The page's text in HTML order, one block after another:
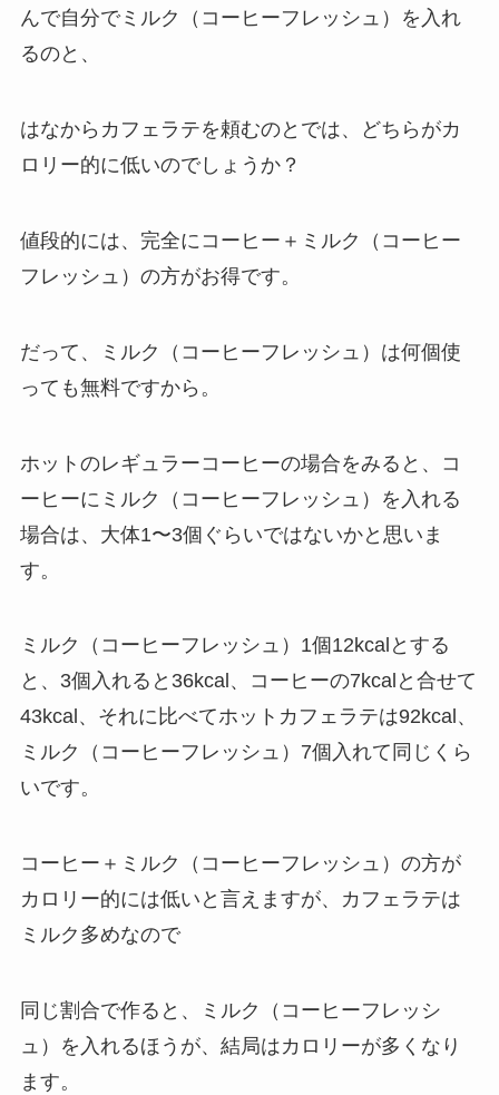
んで自分でミルク（コーヒーフレッシュ）を入れ
るのと、
はなからカフェラテを頼むのとでは、どちらがカ
ロリー的に低いのでしょうか？
値段的には、完全にコーヒー＋ミルク（コーヒー
フレッシュ）の方がお得です。
だって、ミルク（コーヒーフレッシュ）は何個使
っても無料ですから。
ホットのレギュラーコーヒーの場合をみると、コ
ーヒーにミルク（コーヒーフレッシュ）を入れる
場合は、大体1〜3個ぐらいではないかと思いま
す。
ミルク（コーヒーフレッシュ）1個12kcalとする
と、3個入れると36kcal、コーヒーの7kcalと合せて
43kcal、それに比べてホットカフェラテは92kcal、
ミルク（コーヒーフレッシュ）7個入れて同じくら
いです。
コーヒー＋ミルク（コーヒーフレッシュ）の方が
カロリー的には低いと言えますが、カフェラテは
ミルク多めなので
同じ割合で作ると、ミルク（コーヒーフレッシ
ュ）を入れるほうが、結局はカロリーが多くなり
ます。